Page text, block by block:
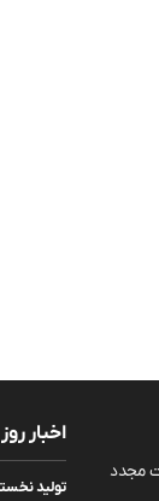
مجدد
اخبار روز